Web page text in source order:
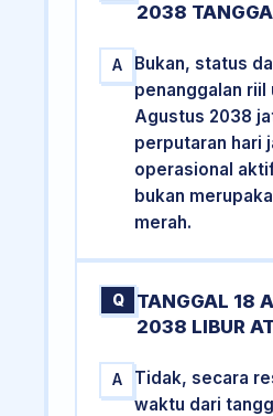
2038
A
Bukan, status
penanggalan riil
Agustus 2038
perputaran hari
operasional
bukan
merah.
Q
TANGGAL 18
2038 LIBUR
A
Tidak, secara
waktu dari